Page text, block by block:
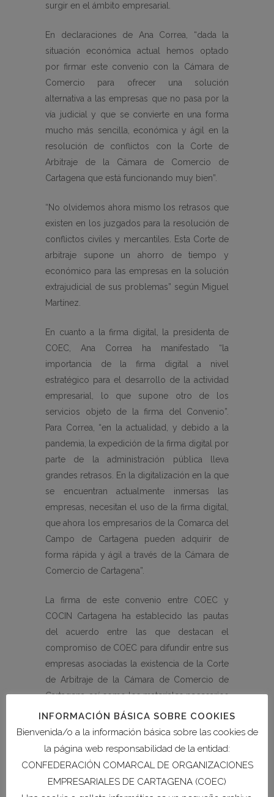
surgir en el ámbito empresarial.
En declaraciones de Ana Correa, “dada la
situación económica actual hemos optado
por firmar este convenio con la Cámara de
Comercio para ofrecer una solución
alternativa a las empresas que no pasa por la
vía judicial y que se convierte en una forma
mucho más sencilla, económica y ágil en la
resolución de conflictos con la Corte de
Arbitraje de la Cámara de Comercio de
Cartagena que está funcionando muy bien”.
“No olvidemos ahora mismo los retrasos que
existen en los juzgados para la resolución de
conflictos civiles y mercantiles. Esta Corte de
arbitraje supone un ahorro de tiempo y
económico para las empresas en la solución
extrajudicial de sus problemas” según Miguel
Martínez.
En cuanto a la firma digital, la presidenta de
COEC, Ana Correa ha manifestado “la
importancia de la firma digital a nivel
estratégico para el desarrollo de la actividad
empresarial, lo que supone otro de los
servicios objeto de la firma del Convenio”.
Para Correa, “en la actualidad, y debido a la
pandemia, la expedición de la firma digital por
parte de la administración pública lleva
grandes retrasos. En la digitalización en la que
se encuentran actualmente inmersas las
empresas, necesitan el uso de la firma digital,
que ahora los empresarios de la Comarca del
Campo de Cartagena pueden adquirir de
forma rápida y ágil a través de la Cámara de
Comercio de Cartagena”.
La firma de este convenio entre COEC y
COCIN Cartagena ha establecido las pautas
del acuerdo entre las que destacan el
compromiso de COEC para difundir entre sus
empresas asociadas la existencia de la Corte
de Arbitraje de la Cámara de Comercio de
Cartagena, así como los materiales necesarios
de los que deberán disponer las empresas
para las tramitaciones ante dicha Corte.
Asimismo, difundirá la posibilidad de acceder
a la firma digital a través de la organización
INFORMACIÓN BÁSICA SOBRE COOKIES
Bienvenida/o a la información básica sobre las cookies de
la página web responsabilidad de la entidad:
CONFEDERACIÓN COMARCAL DE ORGANIZACIONES
EMPRESARIALES DE CARTAGENA (COEC)